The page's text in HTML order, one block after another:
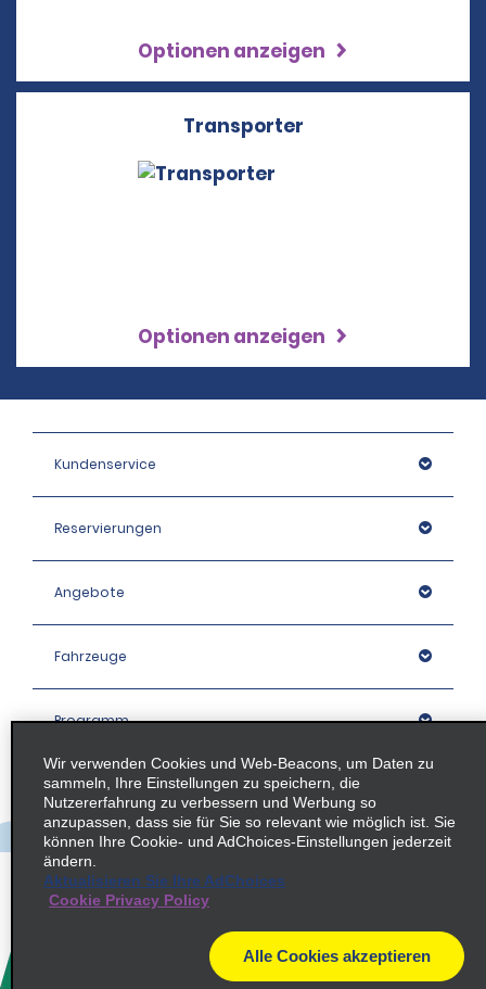
Optionen anzeigen
Transporter
Optionen anzeigen
Kundenservice
Reservierungen
Angebote
Fahrzeuge
Programm
Unternehmen
Stationen
Policies / Sitemap
Wir verwenden Cookies und Web-Beacons, um Daten zu
sammeln, Ihre Einstellungen zu speichern, die
Nutzererfahrung zu verbessern und Werbung so
anzupassen, dass sie für Sie so relevant wie möglich ist. Sie
können Ihre Cookie- und AdChoices-Einstellungen jederzeit
ändern.
Aktualisieren Sie Ihre AdChoices
Cookie Privacy Policy
Alle Cookies akzeptieren